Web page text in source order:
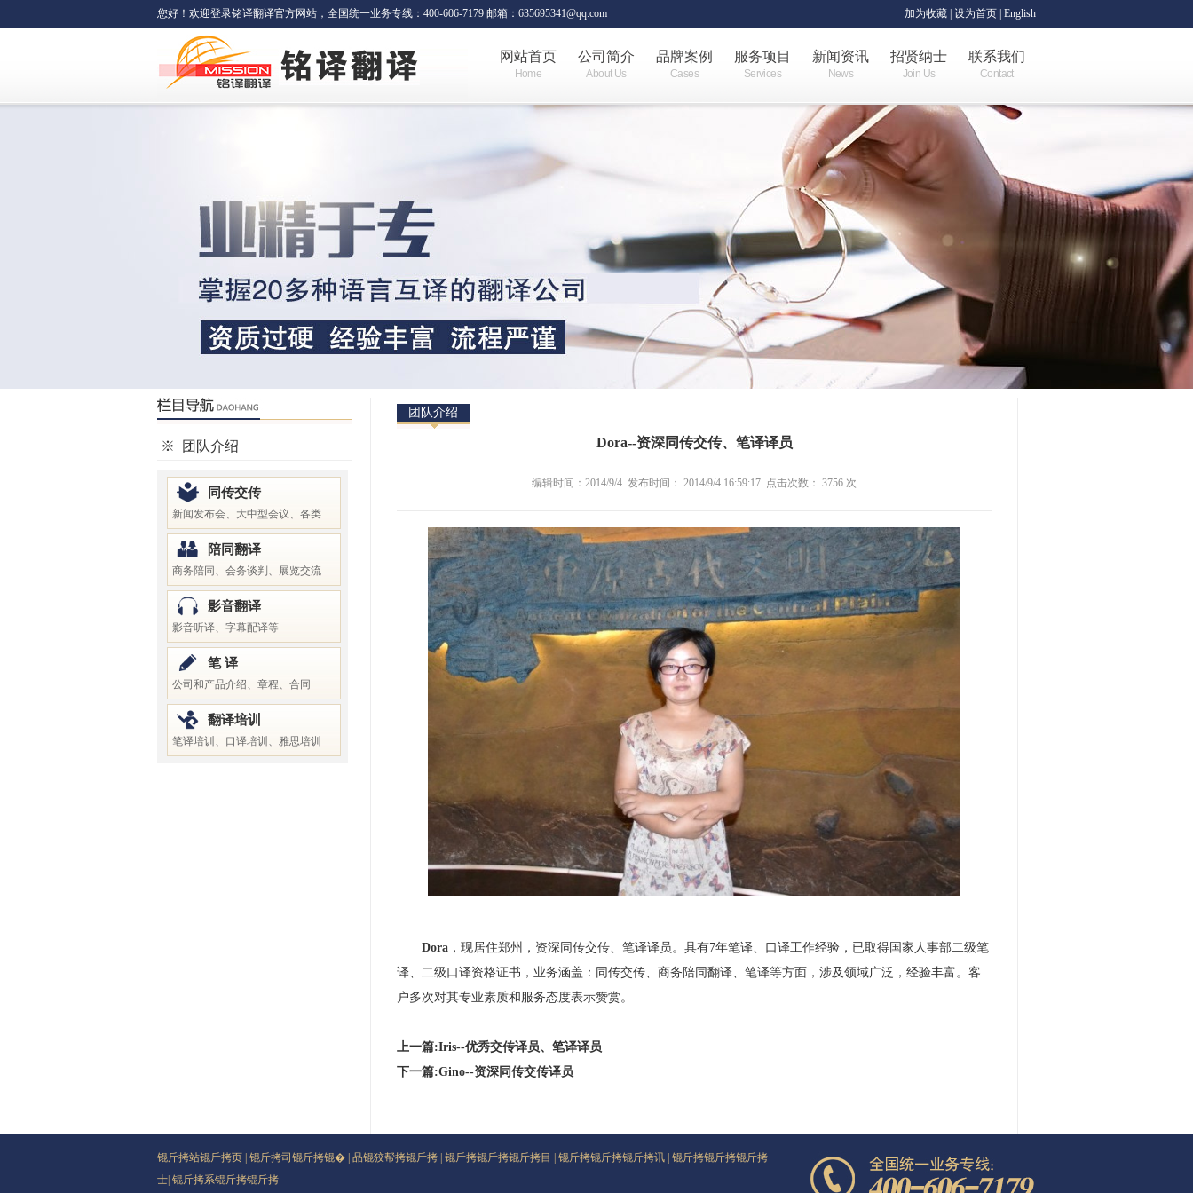
加为收藏 设为首页 | English
您好！欢迎登录铭译翻译官方网站，全国统一业务专线：400-606-7179 邮箱：635695341@qq.com
联系我们
Contact
招贤纳士
Join Us
新闻资讯
News
服务项目
Services
品牌案例
Cases
公司简介
About Us
网站首页
Home
※ 团队介绍
同传交传
新闻发布会、大中型会议、各类
陪同翻译
商务陪同、会务谈判、展览交流
影音翻译
影音听译、字幕配译等
笔 译
公司和产品介绍、章程、合同
翻译培训
笔译培训、口译培训、雅思培训
团队介绍
Dora--资深同传交传、笔译译员
编辑时间：2014/9/4 发布时间： 2014/9/4 16:59:17 点击次数： 3756 次
Dora ，现居住郑州，资深同传交传、笔译译员。具有7年笔译、口译工作经验，已取得国家人事部二级笔
译、二级口译资格证书，业务涵盖：同传交传、商务陪同翻译、笔译等方面，涉及领域广泛，经验丰富。客
户多次对其专业素质和服务态度表示赞赏。
上一篇:Iris--优秀交传译员、笔译译员
下一篇:Gino--资深同传交传译员
锟斤拷站锟斤拷页 锟斤拷司锟斤拷锟� 品锟狡帮拷锟斤拷 锟斤拷锟斤拷锟斤拷目 锟斤拷锟斤拷锟斤拷讯 锟斤拷锟斤拷锟斤拷
士 锟斤拷系锟斤拷锟斤拷